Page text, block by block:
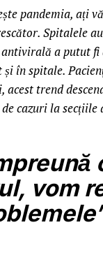
pandemia, ați
Spitalele
antivirală a putut
în spitale.
trend
cazuri la secțiile
vom